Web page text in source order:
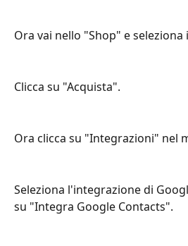
Ora vai nello "Shop" e
Clicca su "Acquista".
Ora clicca su "Integrazioni" nel
Seleziona l'integrazione di
su "Integra Google Contacts".